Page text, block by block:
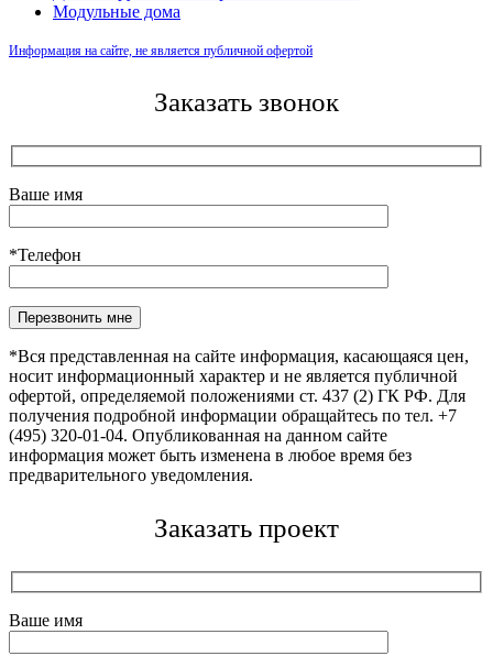
Модульные дома
Информация на сайте, не является публичной офертой
Заказать звонок
Ваше имя
*Телефон
Оставьте это поле пустым.
*Вся представленная на сайте информация, касающаяся цен,
носит информационный характер и не является публичной
офертой, определяемой положениями ст. 437 (2) ГК РФ. Для
получения подробной информации обращайтесь по тел. +7
(495) 320-01-04. Опубликованная на данном сайте
информация может быть изменена в любое время без
предварительного уведомления.
Заказать проект
Ваше имя